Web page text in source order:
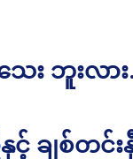
း ဘူးလား
ျစ်တင်းနှီ